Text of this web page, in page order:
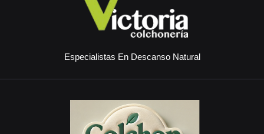
Especialistas En Descanso Natural